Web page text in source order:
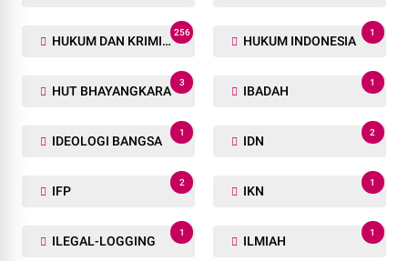
HUKUM DAN KRIMINAL
256
HUKUM INDONESIA
1
HUT BHAYANGKARA
3
IBADAH
1
IDEOLOGI BANGSA
1
IDN
2
IFP
2
IKN
1
ILEGAL-LOGGING
1
ILMIAH
1